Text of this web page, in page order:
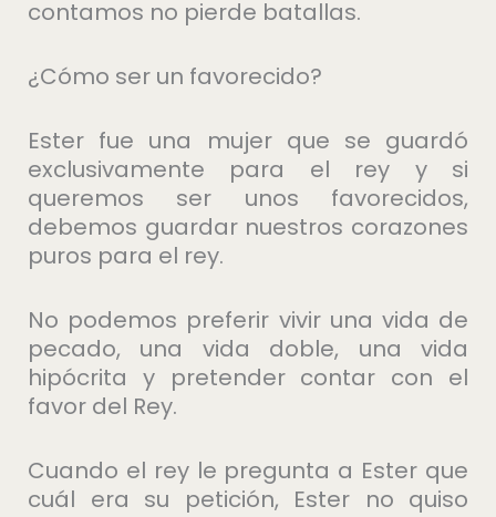
contamos no pierde batallas.
¿Cómo ser un favorecido?
Ester fue una mujer que se guardó
exclusivamente para el rey y si
queremos ser unos favorecidos,
debemos guardar nuestros corazones
puros para el rey.
No podemos preferir vivir una vida de
pecado, una vida doble, una vida
hipócrita y pretender contar con el
favor del Rey.
Cuando el rey le pregunta a Ester que
cuál era su petición, Ester no quiso